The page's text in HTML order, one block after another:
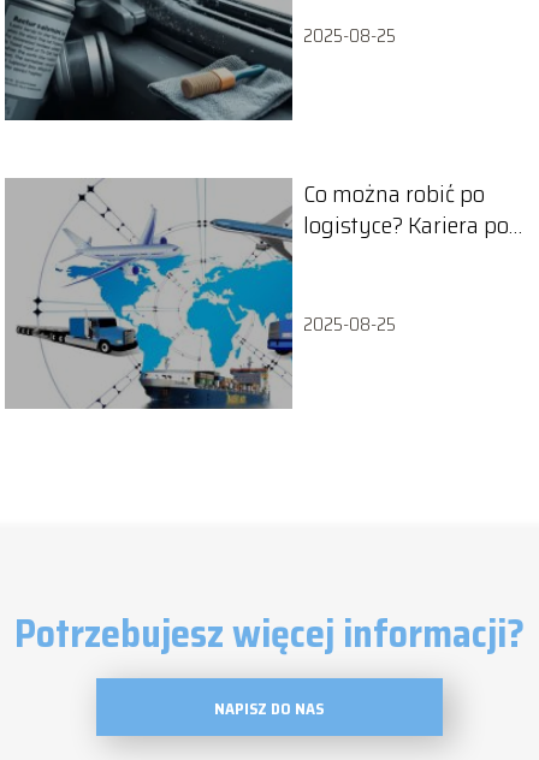
2025-08-25
Co można robić po
logistyce? Kariera po
logistycznego
2025-08-25
Potrzebujesz więcej informacji?
NAPISZ DO NAS